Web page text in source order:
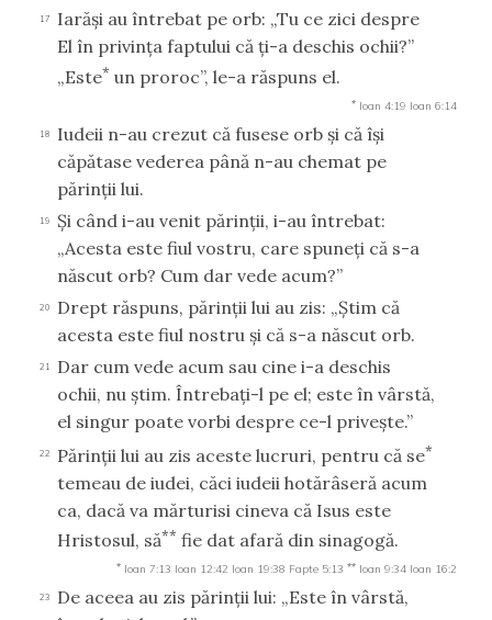
17
Iarăşi au întrebat pe orb: „Tu ce zici despre
El în privinţa faptului că ţi-a deschis ochii?”
„Este* un proroc”, le-a răspuns el.
* Ioan 4:19 Ioan 6:14
18
Iudeii n-au crezut că fusese orb şi că îşi
căpătase vederea până n-au chemat pe
părinţii lui.
19
Şi când i-au venit părinţii, i-au întrebat:
„Acesta este fiul vostru, care spuneţi că s-a
născut orb? Cum dar vede acum?”
20
Drept răspuns, părinţii lui au zis: „Ştim că
acesta este fiul nostru şi că s-a născut orb.
21
Dar cum vede acum sau cine i-a deschis
ochii, nu ştim. Întrebaţi-l pe el; este în vârstă,
el singur poate vorbi despre ce-l priveşte.”
22 Părinţii lui au zis aceste lucruri, pentru că se*
temeau de iudei, căci iudeii hotărâseră acum
ca, dacă va mărturisi cineva că Isus este
Hristosul, să** fie dat afară din sinagogă.
* Ioan 7:13 Ioan 12:42 Ioan 19:38 Fapte 5:13 ** Ioan 9:34 Ioan 16:2
23
De aceea au zis părinţii lui: „Este în vârstă,